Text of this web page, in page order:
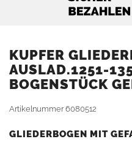
KUPFER
AUSLAD.1251-
BOGENSTÜCK
Artikelnummer6080512
GLIEDERBOGEN MIT